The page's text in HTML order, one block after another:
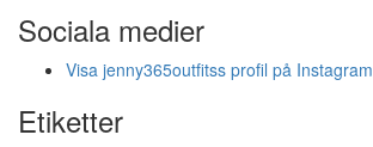
Sociala medier
Visa jenny365outfitss profil på Instagram
Etiketter